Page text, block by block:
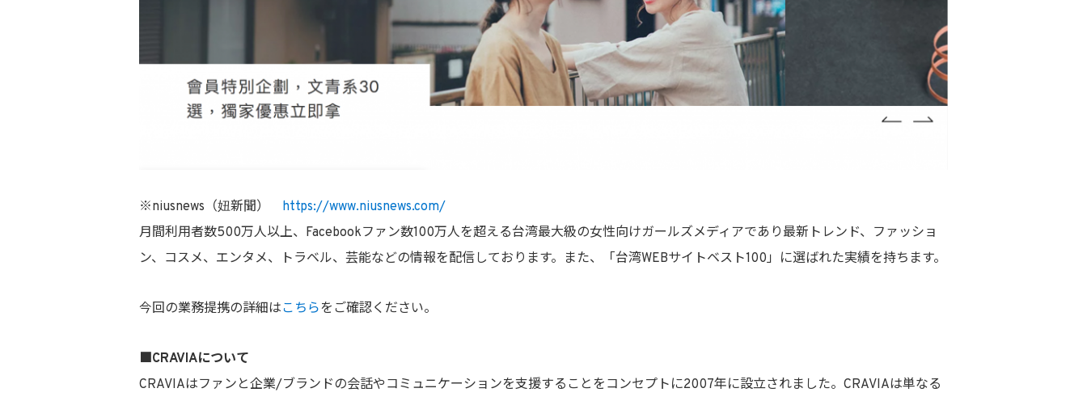
※niusnews（妞新聞）
https://www.niusnews.com/
月間利用者数500万人以上、Facebookファン数100万人を超える台湾最大級の女性向けガールズメディアであり最新トレンド、ファッショ
ン、コスメ、エンタメ、トラベル、芸能などの情報を配信しております。また、「台湾WEBサイトベスト100」に選ばれた実績を持ちます。
今回の業務提携の詳細はこちらをご確認ください。
■CRAVIAについて
CRAVIAはファンと企業/ブランドの会話やコミュニケーションを支援することをコンセプトに2007年に設立されました。CRAVIAは単なる